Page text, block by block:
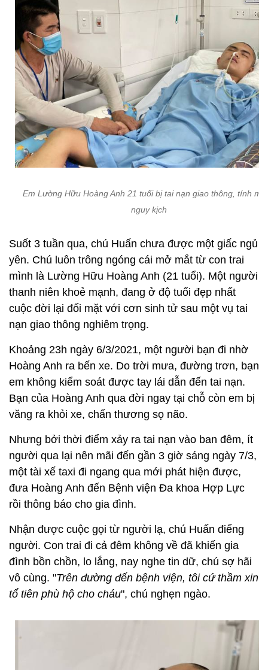
Em Lường Hữu Hoàng Anh 21 tuổi bị tai nạn giao thông, tính
nguy kịch
Suốt 3 tuần qua, chú Huấn chưa được một giấc ngủ
yên. Chú luôn trông ngóng cái mở mắt từ con trai
mình là Lường Hữu Hoàng Anh (21 tuổi). Một người
thanh niên khoẻ mạnh, đang ở độ tuổi đẹp nhất
cuộc đời lại đối mặt với cơn sinh tử sau một vụ tai
nạn giao thông nghiêm trọng.
Khoảng 23h ngày 6/3/2021, một người bạn đi nhờ
Hoàng Anh ra bến xe. Do trời mưa, đường trơn, bạn
em không kiểm soát được tay lái dẫn đến tai nạn.
Bạn của Hoàng Anh qua đời ngay tại chỗ còn em bị
văng ra khỏi xe, chấn thương sọ não.
Nhưng bởi thời điểm xảy ra tai nạn vào ban đêm, ít
người qua lại nên mãi đến gần 3 giờ sáng ngày 7/3,
một tài xế taxi đi ngang qua mới phát hiện được,
đưa Hoàng Anh đến Bệnh viện Đa khoa Hợp Lực
rồi thông báo cho gia đình.
Nhận được cuộc gọi từ người lạ, chú Huấn điếng
người. Con trai đi cả đêm không về đã khiến gia
đình bồn chồn, lo lắng, nay nghe tin dữ, chú sợ hãi
vô cùng. "Trên đường đến bệnh viện, tôi cứ thầm xin
tổ tiên phù hộ cho cháu", chú nghẹn ngào.